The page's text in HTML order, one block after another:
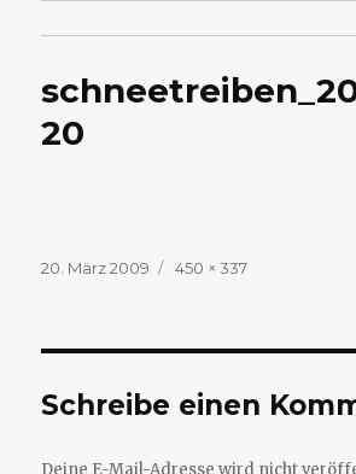
20
Veröffentlicht
20. März 2009
Volle
450 × 337
Schreibe einen